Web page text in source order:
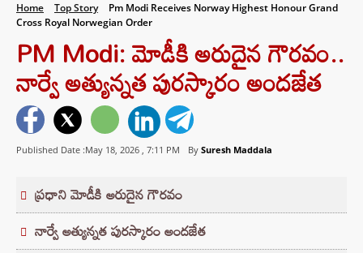
Home Top Story
Pm Modi Receives Norway Highest Honour Grand
Cross Royal Norwegian Order
PM Modi: మోడీకి అరుదైన గౌరవం..
నార్వే అత్యున్నత పురస్కారం అందజేత
Published Date :May 18, 2026 , 7:11 PM By Suresh Maddala
ప్రధాని మోడీకి అరుదైన గౌరవం
నార్వే అత్యున్నత పురస్కారం అందజేత